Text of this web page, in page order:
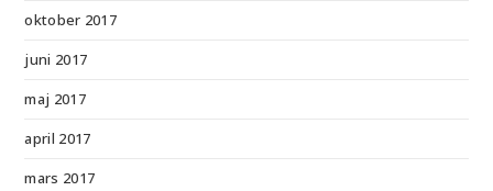
oktober 2017
juni 2017
maj 2017
april 2017
mars 2017